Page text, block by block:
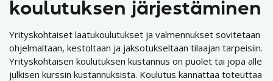
koulutuksen järjestäminen
Yrityskohtaiset laatukoulutukset ja valmennukset sovitetaan
ohjelmaltaan, kestoltaan ja jaksotukseltaan tilaajan tarpeisiin.
Yrityskohtaisen koulutuksen kustannus on puolet tai jopa alle
julkisen kurssin kustannuksista. Koulutus kannattaa toteuttaa